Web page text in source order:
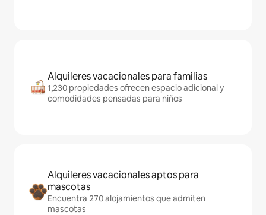
Alquileres vacacionales para familias
1,230 propiedades ofrecen espacio adicional y
comodidades pensadas para niños
Alquileres vacacionales aptos para
mascotas
Encuentra 270 alojamientos que admiten
mascotas